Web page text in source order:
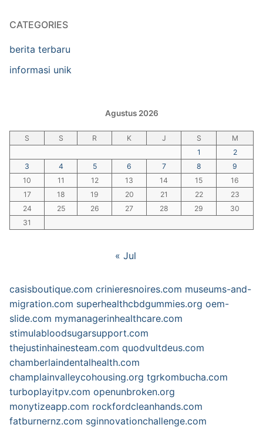
CATEGORIES
berita terbaru
informasi unik
Agustus 2026
S S R K J S
M
1
2
3
4 5 6 7 8
9
10
11 12 13 14 15
16
17
18 19 20 21 22
23
24
25 26 27 28 29
30
31
« Jul
casisboutique.com crinieresnoires.com museums-and-
migration.com superhealthcbdgummies.org oem-
slide.com mymanagerinhealthcare.com
stimulabloodsugarsupport.com
thejustinhainesteam.com quodvultdeus.com
chamberlaindentalhealth.com
champlainvalleycohousing.org tgrkombucha.com
turboplayitpv.com openunbroken.org
monytizeapp.com rockfordcleanhands.com
fatburnernz.com sginnovationchallenge.com